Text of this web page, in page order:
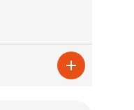
